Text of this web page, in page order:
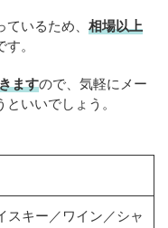
いるため、 相場以上
。
ますので、気軽にメー
いいでしょう。
スキー／ワイン／シャ